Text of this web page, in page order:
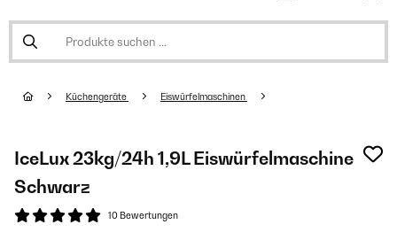
Küchengeräte Eiswürfelmaschinen
IceLux 23kg/24h 1,9L Eiswürfelmaschine
Schwarz
10 Bewertungen